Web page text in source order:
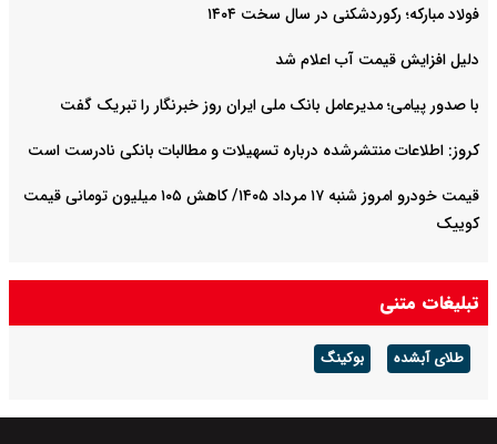
فولاد مبارکه؛ رکوردشکنی در سال سخت ۱۴۰۴
دلیل افزایش قیمت آب اعلام شد
با صدور پیامی؛ مدیرعامل بانک ملی ایران روز خبرنگار را تبریک گفت
کروز: اطلاعات منتشرشده درباره تسهیلات و مطالبات بانکی نادرست است
قیمت خودرو امروز شنبه ۱۷ مرداد ۱۴۰۵/ کاهش ۱۰۵ میلیون تومانی قیمت
کوییک
تبلیغات متنی
طلای آبشده بوکینگ